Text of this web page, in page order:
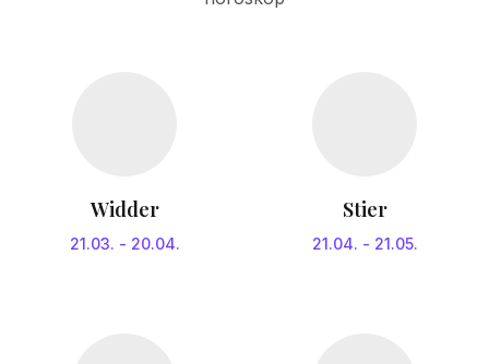
Widder
21.03. - 20.04.
Stier
21.04. - 21.05.